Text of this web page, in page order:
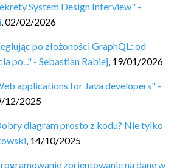
System Design Interview" -
,02/02/2026
po złożoności GraphQL: od
po..." - Sebastian Rabiej, 19/01/2026
applications for Java developers" -
12/2025
diagram prosto z kodu? Nie tylko
, 14/10/2025
zorientowanie na dane w